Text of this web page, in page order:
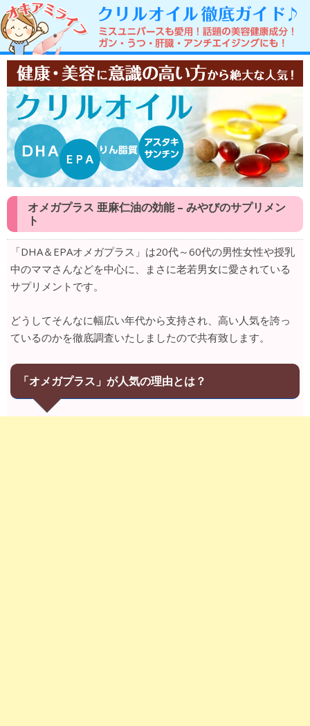
オメガプラス 亜麻仁油の効能 – みやびのサプリメン
ト
「DHA＆EPAオメガプラス」は20代～60代の男性女性や授乳
中のママさんなどを中心に、まさに老若男女に愛されている
サプリメントです。
どうしてそんなに幅広い年代から支持され、高い人気を誇っ
ているのかを徹底調査いたしましたので共有致します。
「オメガプラス」が人気の理由とは？